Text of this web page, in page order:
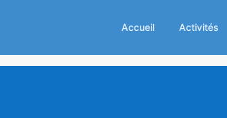
Accueil Activités